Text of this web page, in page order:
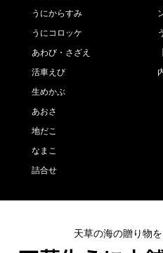
うにからすみ
うにコロッケ
あわび・さざえ
活車えび
生めかぶ
あおさ
地だこ
なまこ
詰合せ
天草の海の贈り物